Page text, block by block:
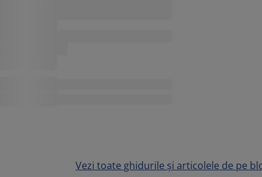
Vezi toate ghidurile și articolele de pe